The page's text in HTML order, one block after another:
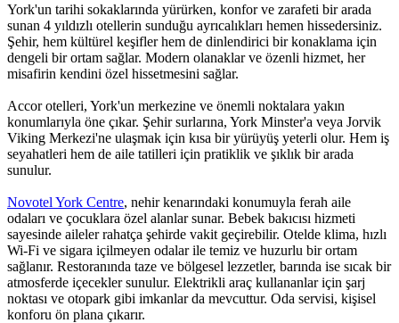
York'un tarihi sokaklarında yürürken, konfor ve zarafeti bir arada
sunan 4 yıldızlı otellerin sunduğu ayrıcalıkları hemen hissedersiniz.
Şehir, hem kültürel keşifler hem de dinlendirici bir konaklama için
dengeli bir ortam sağlar. Modern olanaklar ve özenli hizmet, her
misafirin kendini özel hissetmesini sağlar.
Accor otelleri, York'un merkezine ve önemli noktalara yakın
konumlarıyla öne çıkar. Şehir surlarına, York Minster'a veya Jorvik
Viking Merkezi'ne ulaşmak için kısa bir yürüyüş yeterli olur. Hem iş
seyahatleri hem de aile tatilleri için pratiklik ve şıklık bir arada
sunulur.
Novotel York Centre, nehir kenarındaki konumuyla ferah aile
odaları ve çocuklara özel alanlar sunar. Bebek bakıcısı hizmeti
sayesinde aileler rahatça şehirde vakit geçirebilir. Otelde klima, hızlı
Wi-Fi ve sigara içilmeyen odalar ile temiz ve huzurlu bir ortam
sağlanır. Restoranında taze ve bölgesel lezzetler, barında ise sıcak bir
atmosferde içecekler sunulur. Elektrikli araç kullananlar için şarj
noktası ve otopark gibi imkanlar da mevcuttur. Oda servisi, kişisel
konforu ön plana çıkarır.